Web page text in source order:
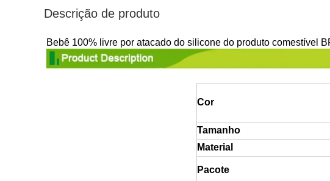
Descrição de produto
Bebê 100% livre por atacado do silicone do produto comestível
Cor
Tamanho
Material
Pacote